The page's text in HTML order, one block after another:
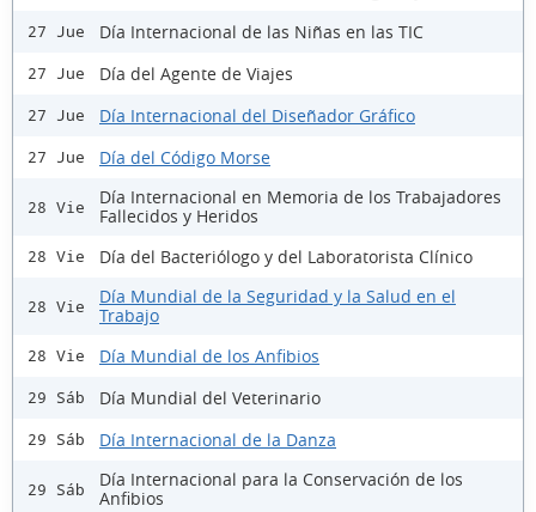
27 Jue Día Internacional de las Niñas en las TIC
27 Jue Día del Agente de Viajes
27 Jue Día Internacional del Diseñador Gráfico
27 Jue Día del Código Morse
28 Vie
Día Internacional en Memoria de los Trabajadores
Fallecidos y Heridos
28 Vie Día del Bacteriólogo y del Laboratorista Clínico
28 Vie
Día Mundial de la Seguridad y la Salud en el
Trabajo
28 Vie Día Mundial de los Anfibios
29 Sáb Día Mundial del Veterinario
29 Sáb Día Internacional de la Danza
29 Sáb
Día Internacional para la Conservación de los
Anfibios